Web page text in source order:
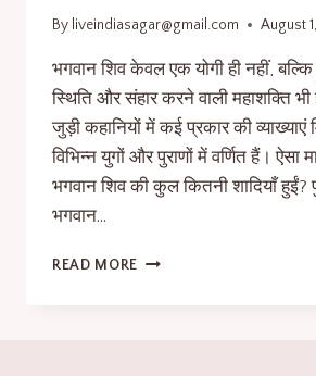
By liveindiasagar@gmail.com August
भगवान शिव केवल एक योगी ही नहीं,
स्थिति और संहार करने वाली महाशक्ति
जुड़ी कहानियों में कई प्रकार की व्याख्याएं
विभिन्न युगों और पुराणों में वर्णित हैं। ऐसा
भगवान शिव की कुल कितनी शादियाँ हुईं?
भगवान…
READ MORE